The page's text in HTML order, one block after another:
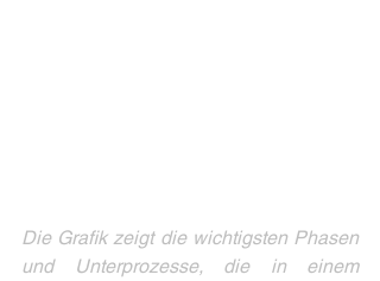
Die Grafik zeigt die wichtigsten Phasen
und Unterprozesse, die in einem